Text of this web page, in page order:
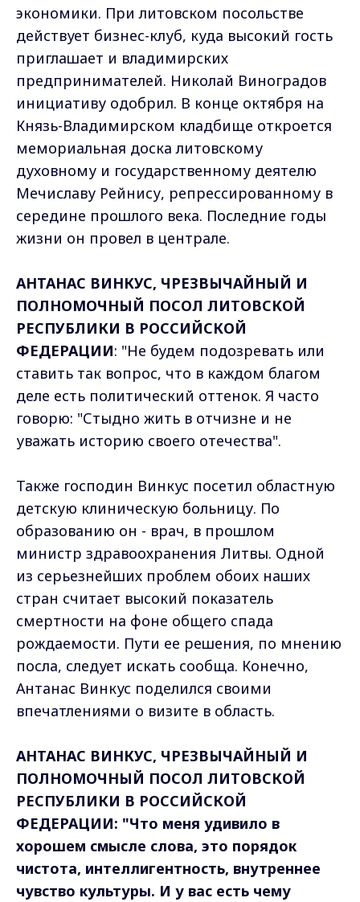
экономики. При литовском посольстве
действует бизнес-клуб, куда высокий гость
приглашает и владимирских
предпринимателей. Николай Виноградов
инициативу одобрил. В конце октября на
Князь-Владимирском кладбище откроется
мемориальная доска литовскому
духовному и государственному деятелю
Мечиславу Рейнису, репрессированному в
середине прошлого века. Последние годы
жизни он провел в централе.
АНТАНАС ВИНКУС, ЧРЕЗВЫЧАЙНЫЙ И
ПОЛНОМОЧНЫЙ ПОСОЛ ЛИТОВСКОЙ
РЕСПУБЛИКИ В РОССИЙСКОЙ
ФЕДЕРАЦИИ: "Не будем подозревать или
ставить так вопрос, что в каждом благом
деле есть политический оттенок. Я часто
говорю: "Стыдно жить в отчизне и не
уважать историю своего отечества".
Также господин Винкус посетил областную
детскую клиническую больницу. По
образованию он - врач, в прошлом
министр здравоохранения Литвы. Одной
из серьезнейших проблем обоих наших
стран считает высокий показатель
смертности на фоне общего спада
рождаемости. Пути ее решения, по мнению
посла, следует искать сообща. Конечно,
Антанас Винкус поделился своими
впечатлениями о визите в область.
АНТАНАС ВИНКУС, ЧРЕЗВЫЧАЙНЫЙ И
ПОЛНОМОЧНЫЙ ПОСОЛ ЛИТОВСКОЙ
РЕСПУБЛИКИ В РОССИЙСКОЙ
ФЕДЕРАЦИИ: "Что меня удивило в
хорошем смысле слова, это порядок
чистота, интеллигентность, внутреннее
чувство культуры. И у вас есть чему